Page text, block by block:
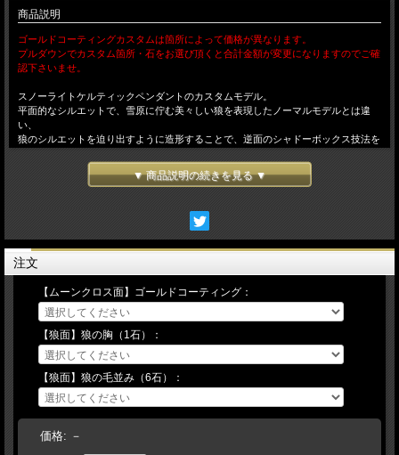
商品説明
ゴールドコーティングカスタムは箇所によって価格が異なります。
プルダウンでカスタム箇所・石をお選び頂くと合計金額が変更になりますのでご確
認下さいませ。
スノーライトケルティックペンダントのカスタムモデル。
平面的なシルエットで、雪原に佇む美々しい狼を表現したノーマルモデルとは違
い、
狼のシルエットを迫り出すように造形することで、逆面のシャドーボックス技法を
奥行きのある立体感とは異なる２つの立体をリバーシブルで表現。
また、チャームペンダントとのレイヤードや、大振りなペンダントトップとの重ね
ミドルサイズのペンダントでありながら充分な厚みがあり、
単独での着用でも存在感をアピールできる。
ゴールドコーティングの箇所や、狼の胸と毛並部分に配されたそれぞれの石を
自由にカスタムすることが出来るので、自分好みのオリジナルアイテムをオーダー
出来ます。
【ストーンカスタムについて】
◆2か所あるストーンをお客様のご要望に応じてお好きな石にカスタムする事が出
来ます。
上記のそれぞれの項目の隣にある▼ボタンを押していただくと、カスタム可能な石
の種類が表示されますので、
ご希望の石をその中からお選び下さい。
プルダウン １．狼の胸 ２．狼の毛並
★詳細はこちらをクリック★
▼ 商品説明の続きを見る ▼
注文
【ムーンクロス面】ゴールドコーティング：
【狼面】狼の胸（1石）：
【狼面】狼の毛並み（6石）：
価格: －